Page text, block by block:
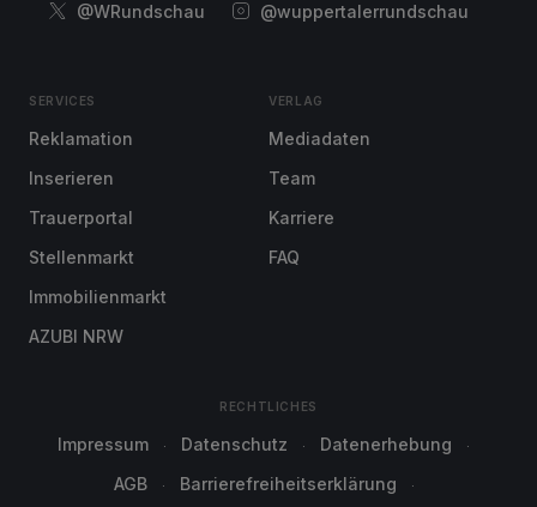
@WRundschau
@wuppertalerrundschau
SERVICES
Reklamation
Inserieren
Trauerportal
Stellenmarkt
Immobilienmarkt
AZUBI NRW
VERLAG
Mediadaten
Team
Karriere
FAQ
RECHTLICHES
Impressum Datenschutz
Datenerhebung
AGB
Barrierefreiheitserklärung